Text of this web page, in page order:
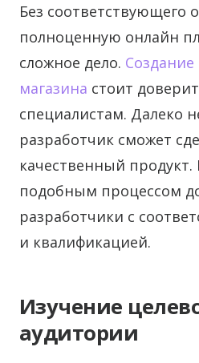
Без соответствующего
полноценную онлайн
сложное дело.
магазина стоит
специалистам. Далеко
разработчик сможет
качественный продукт.
подобным процессом
разработчики с
и квалификацией.
Изучение
аудитории